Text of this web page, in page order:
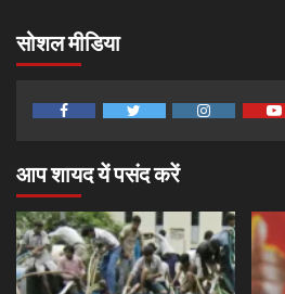
सोशल मीडिया
आप शायद यें पसंद करें